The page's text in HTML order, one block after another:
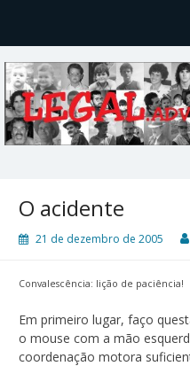
O acidente
21 de dezembro de 2005
Convalescência: lição de paciência!
Em primeiro lugar, faço
o mouse com a mão
coordenação motora